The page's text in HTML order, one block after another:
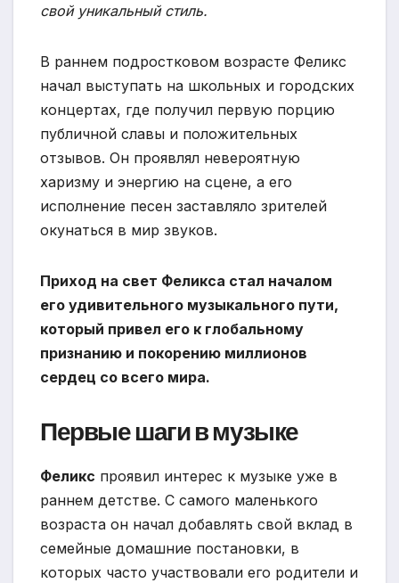
свой уникальный стиль.
В раннем подростковом возрасте Феликс
начал выступать на школьных и городских
концертах, где получил первую порцию
публичной славы и положительных
отзывов. Он проявлял невероятную
харизму и энергию на сцене, а его
исполнение песен заставляло зрителей
окунаться в мир звуков.
Приход на свет Феликса стал началом
его удивительного музыкального пути,
который привел его к глобальному
признанию и покорению миллионов
сердец со всего мира.
Первые шаги в музыке
Феликс проявил интерес к музыке уже в
раннем детстве. С самого маленького
возраста он начал добавлять свой вклад в
семейные домашние постановки, в
которых часто участвовали его родители и